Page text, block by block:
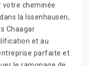
votre cheminée
la Issenhausen,
Chaagar
et au
parfaite et